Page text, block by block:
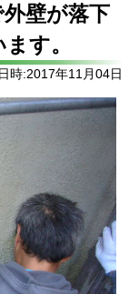
壁が落下
す。
時:2017年11月04日